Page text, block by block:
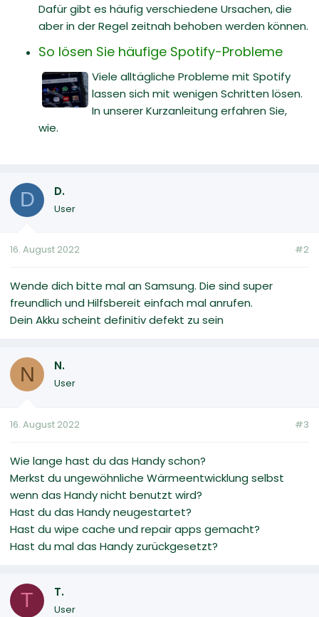
Dafür gibt es häufig verschiedene Ursachen, die
aber in der Regel zeitnah behoben werden können.
So lösen Sie häufige Spotify-Probleme
Viele alltägliche Probleme mit Spotify
lassen sich mit wenigen Schritten lösen.
In unserer Kurzanleitung erfahren Sie,
wie.
D D.
User
16. August 2022 #2
Wende dich bitte mal an Samsung. Die sind super
freundlich und Hilfsbereit einfach mal anrufen.
Dein Akku scheint definitiv defekt zu sein
N N.
User
16. August 2022 #3
Wie lange hast du das Handy schon?
Merkst du ungewöhnliche Wärmeentwicklung selbst
wenn das Handy nicht benutzt wird?
Hast du das Handy neugestartet?
Hast du wipe cache und repair apps gemacht?
Hast du mal das Handy zurückgesetzt?
T T.
User